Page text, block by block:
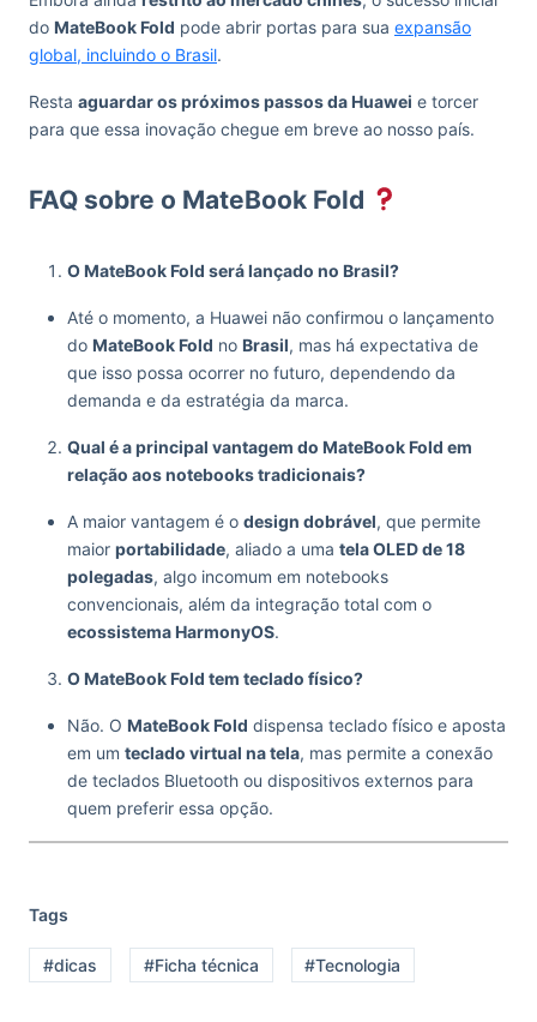
do MateBook Fold pode abrir portas para sua expansão
global, incluindo o Brasil.
Resta aguardar os próximos passos da Huawei e torcer
para que essa inovação chegue em breve ao nosso país.
FAQ sobre o MateBook Fold
O MateBook Fold será lançado no Brasil?
Até o momento, a Huawei não confirmou o lançamento
do MateBook Fold no Brasil, mas há expectativa de
que isso possa ocorrer no futuro, dependendo da
demanda e da estratégia da marca.
Qual é a principal vantagem do MateBook Fold em
relação aos notebooks tradicionais?
A maior vantagem é o design dobrável, que permite
maior portabilidade, aliado a uma tela OLED de 18
polegadas, algo incomum em notebooks
convencionais, além da integração total com o
ecossistema HarmonyOS.
O MateBook Fold tem teclado físico?
Não. O MateBook Fold dispensa teclado físico e aposta
em um teclado virtual na tela, mas permite a conexão
de teclados Bluetooth ou dispositivos externos para
quem preferir essa opção.
Tags
#dicas #Ficha técnica #Tecnologia